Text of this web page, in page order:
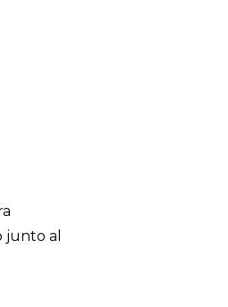
junto al